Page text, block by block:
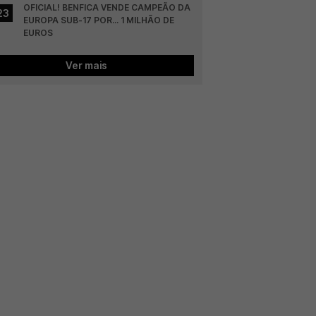
OFICIAL! BENFICA VENDE CAMPEÃO DA
EUROPA SUB-17 POR... 1 MILHÃO DE
EUROS
Ver mais